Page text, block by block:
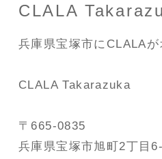
CLALA
兵庫県宝塚市にCLALA
CLALA Takarazuka
〒665-0835
兵庫県宝塚市旭町2丁目